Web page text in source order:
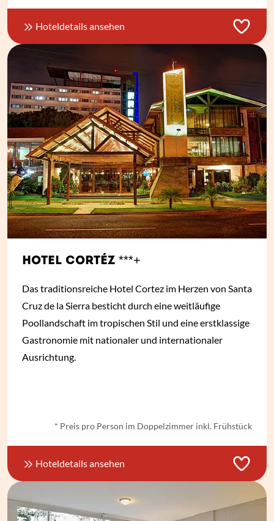
Hoteldetails ansehen
HOTEL CORTÉZ ***+
Das traditionsreiche Hotel Cortez im Herzen von Santa
Cruz de la Sierra besticht durch eine weitläufige
Poollandschaft im tropischen Stil und eine erstklassige
Gastronomie mit nationaler und internationaler
Ausrichtung.
* Preis pro Person im Doppelzimmer inkl. Frühstück
Hoteldetails ansehen